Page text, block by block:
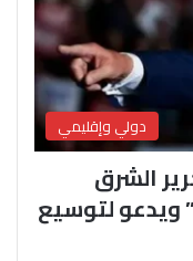
دولي وإقليمي
الشرق
ويدعو لتوسيع